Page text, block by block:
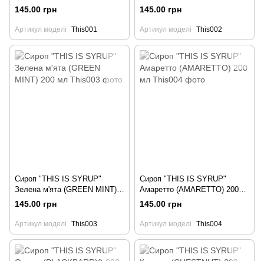
145.00 грн
Артикул моделі This001
145.00 грн
Артикул моделі This002
Сироп "THIS IS SYRUP"
Зелена м'ята (GREEN MINT)
200 мл
145.00 грн
Артикул моделі This003
Сироп "THIS IS SYRUP"
Амаретто (AMARETTO) 200
мл
145.00 грн
Артикул моделі This004